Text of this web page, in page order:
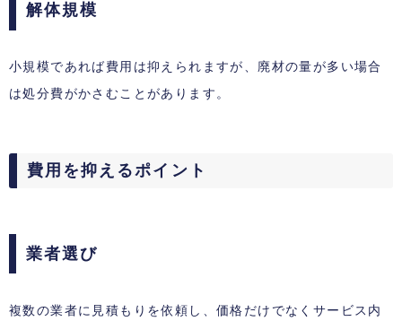
解体規模
小規模であれば費用は抑えられますが、廃材の量が多い場合
は処分費がかさむことがあります。
費用を抑えるポイント
業者選び
複数の業者に見積もりを依頼し、価格だけでなくサービス内